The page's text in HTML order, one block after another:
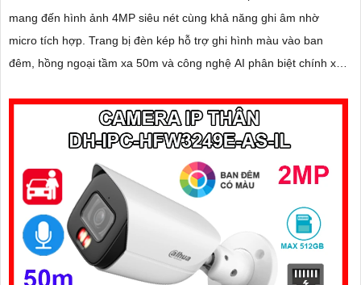
mang đến hình ảnh 4MP siêu nét cùng khả năng ghi âm nhờ
micro tích hợp. Trang bị đèn kép hỗ trợ ghi hình màu vào ban
đêm, hồng ngoại tầm xa 50m và công nghệ AI phân biệt chính xác